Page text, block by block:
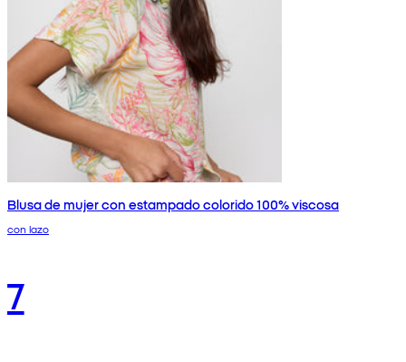
Blusa de mujer con estampado colorido 100% viscosa
con lazo
7